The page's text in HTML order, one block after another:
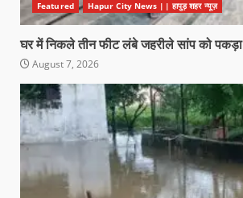
Featured Hapur City News || हापुड़ शहर न्यूज़
घर में निकले तीन फीट लंबे जहरीले सांप को पकड़ा
August 7, 2026